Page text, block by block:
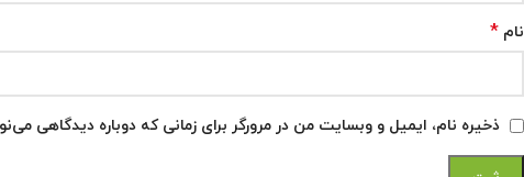
نام *
ذخیره نام، ایمیل و وبسایت من در مرورگر برای زمانی که دوباره دیدگاهی